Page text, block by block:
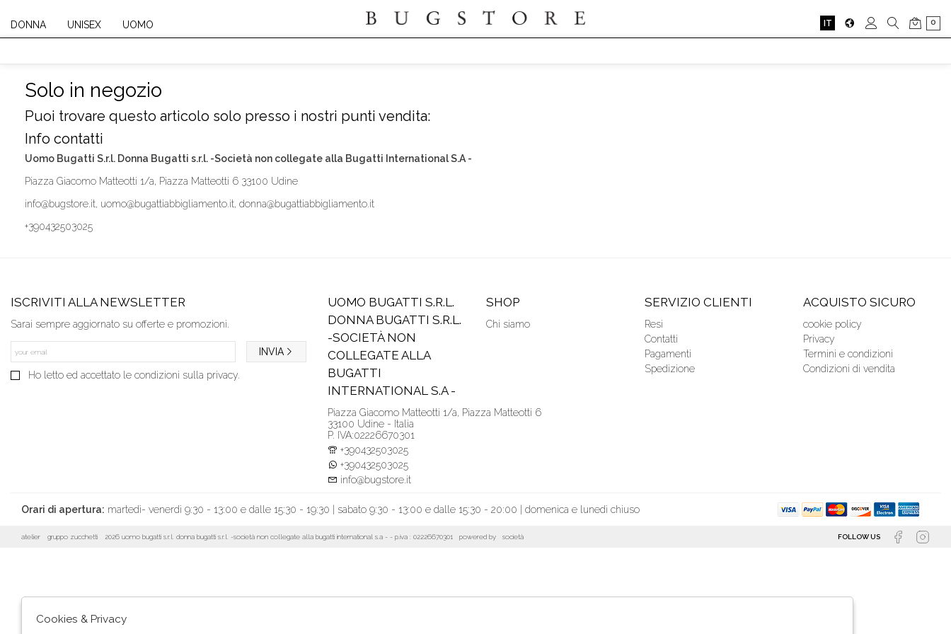
IT 0
DONNA UNISEX UOMO
Solo in negozio
Puoi trovare questo articolo solo presso i nostri punti vendita:
Info contatti
Uomo Bugatti S.r.l. Donna Bugatti s.r.l. -Società non collegate alla Bugatti International S.A -
Piazza Giacomo Matteotti 1/a, Piazza Matteotti 6 33100 Udine
info@bugstore.it, uomo@bugattiabbigliamento.it, donna@bugattiabbigliamento.it
+390432503025
ISCRIVITI ALLA NEWSLETTER
Sarai sempre aggiornato su offerte e promozioni.
Ho letto ed accettato le condizioni sulla privacy.
INVIA
UOMO BUGATTI S.R.L.
DONNA BUGATTI S.R.L.
-SOCIETÀ NON
COLLEGATE ALLA
BUGATTI
INTERNATIONAL S.A -
Piazza Giacomo Matteotti 1/a, Piazza Matteotti 6
33100 Udine - Italia
P. IVA:02226670301
+390432503025
+390432503025
info@bugstore.it
SHOP
Chi siamo
SERVIZIO CLIENTI
Resi
Contatti
Pagamenti
Spedizione
ACQUISTO SICURO
cookie policy
Privacy
Termini e condizioni
Condizioni di vendita
Orari di apertura: martedì- venerdì 9:30 - 13:00 e dalle 15:30 - 19:30 | sabato 9:30 - 13:00 e dalle 15:30 - 20:00 | domenica e lunedì chiuso
2026 uomo bugatti s.r.l. donna bugatti s.r.l. -società non collegate alla bugatti international s.a - - p.iva : 02226670301 powered by
atelier società
gruppo zucchetti FOLLOW US
Cookies & Privacy